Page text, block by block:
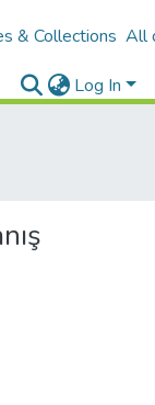
& Collections All
Log In